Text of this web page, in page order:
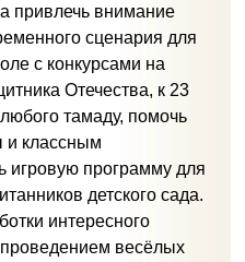
привлечь внимание
сценария для
с конкурсами на
Отечества, к 23
тамаду, помочь
и классным
игровую программу для
детского сада.
интересного
весёлых